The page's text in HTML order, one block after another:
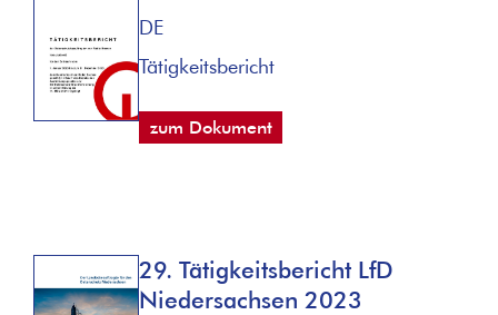
DE
Tätigkeitsbericht
zum Dokument
29. Tätigkeitsbericht LfD
Niedersachsen 2023